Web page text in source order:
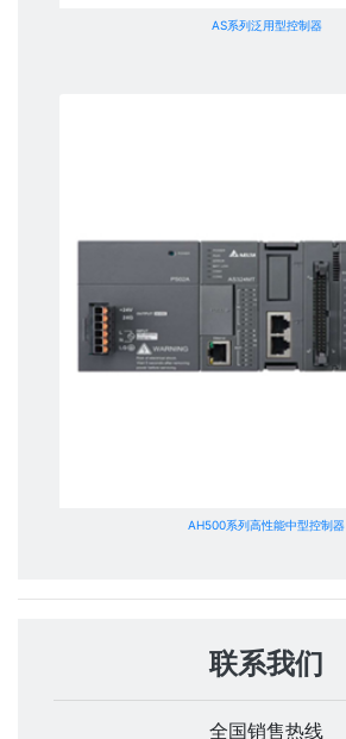
AS系列泛用型控制器
AH500系列高性能中型控制器
联系我们
全国销售热线